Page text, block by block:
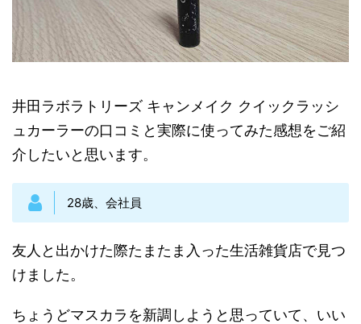
井田ラボラトリーズ キャンメイク クイックラッシ
ュカーラーの口コミと実際に使ってみた感想をご紹
介したいと思います。
28歳、会社員
友人と出かけた際たまたま入った生活雑貨店で見つ
けました。
ちょうどマスカラを新調 しようと思っていて、 いい